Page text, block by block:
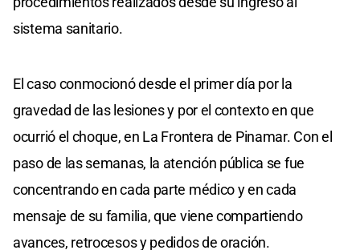
sistema sanitario.
El caso conmocionó desde el primer día por la
gravedad de las lesiones y por el contexto en que
ocurrió el choque, en La Frontera de Pinamar. Con el
paso de las semanas, la atención pública se fue
concentrando en cada parte médico y en cada
mensaje de su familia, que viene compartiendo
avances, retrocesos y pedidos de oración.